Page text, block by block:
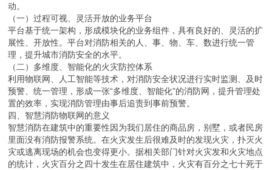
动。
（一）过程可视、灵活开放的业务平台
平台基于统一架构，形成模块化的业务组件，具有良好的、灵活的扩
展性、开放性。平台对消防相关的人、事、物、车、数进行统一管
理，提升城市消防安全的水平。
（二）多维度、智能化的火灾防控体系
利用物联网、人工智能等技术，对消防安全状况进行实时监测、及时
预警、统一管理，形成一张“多维度、智能化”的消防网，提升管理处
置的效率，实现消防管理由事后追责到事前预警。
四、智慧消防物联网的意义
智慧消防在建筑中的重要性因为我们居住的商品房，别墅，或者民房
里面没有消防报警系统。在火灾发生后很难及时的发现火灾，扑灭火
灾或逃离现场的机会也变得更小。据相关部门针对火灾发和火灾地点
的统计，火灾百分之四十发生在居住建筑中，火灾有百分之七十死于